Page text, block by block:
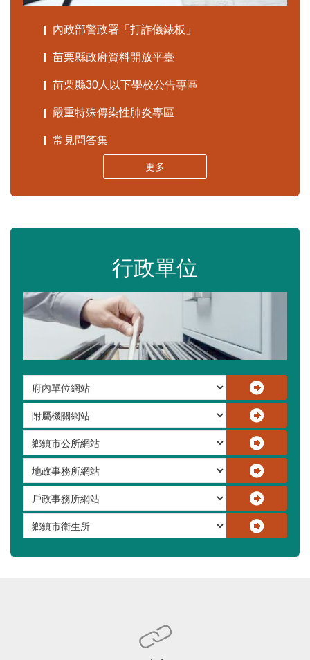
內政部警政署「打詐儀錶板」
苗栗縣政府資料開放平臺
苗栗縣30人以下學校公告專區
嚴重特殊傳染性肺炎專區
常見問答集
更多
行政單位